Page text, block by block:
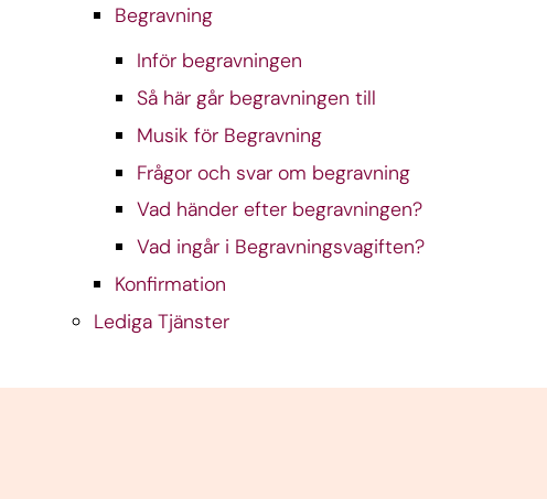
Begravning
Inför begravningen
Så här går begravningen till
Musik för Begravning
Frågor och svar om begravning
Vad händer efter begravningen?
Vad ingår i Begravningsvagiften?
Konfirmation
Lediga Tjänster